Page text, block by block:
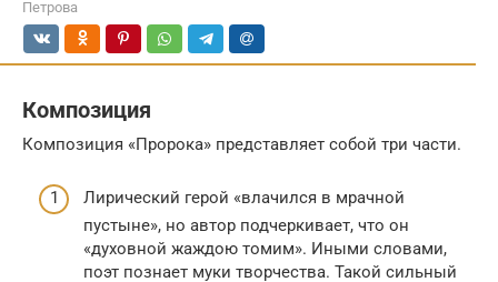
Петрова
Композиция
Композиция «Пророка» представляет собой три части.
Лирический герой «влачился в мрачной
пустыне», но автор подчеркивает, что он
«духовной жаждою томим». Иными словами,
поэт познает муки творчества. Такой сильный